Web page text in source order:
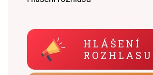
HLÁŠENÍ
ROZHLASU